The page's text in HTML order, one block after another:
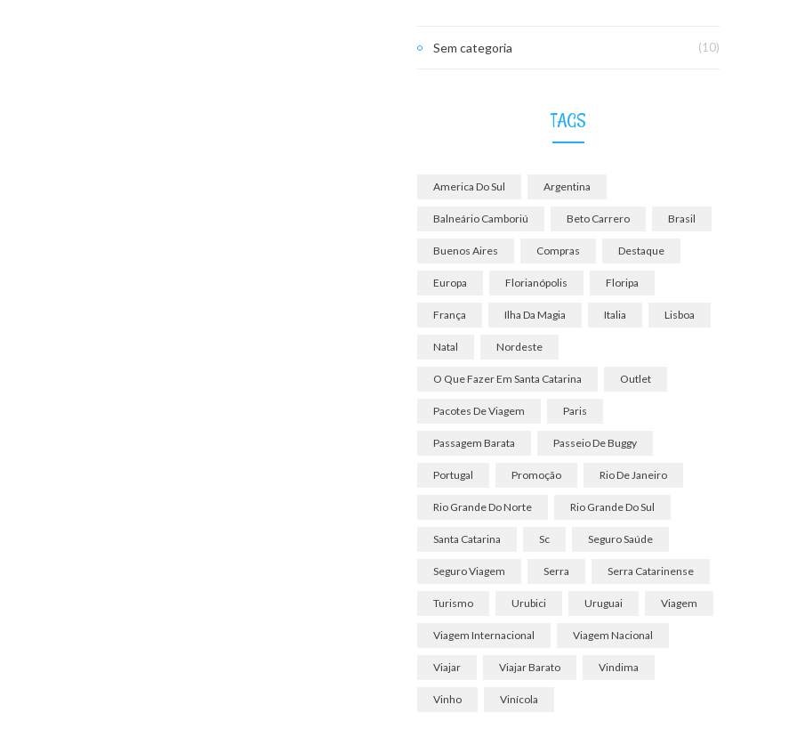
Sem categoria (10)
TAGS
America Do Sul Argentina
Balneário Camboriú Beto Carrero Brasil
Buenos Aires Compras Destaque
Europa Florianópolis Floripa
França Ilha Da Magia Italia Lisboa
Natal Nordeste
O Que Fazer Em Santa Catarina Outlet
Pacotes De Viagem Paris
Passagem Barata Passeio De Buggy
Portugal Promoção Rio De Janeiro
Rio Grande Do Norte Rio Grande Do Sul
Santa Catarina Sc Seguro Saúde
Seguro Viagem Serra Serra Catarinense
Turismo Urubici Uruguai Viagem
Viagem Internacional Viagem Nacional
Viajar Viajar Barato Vindima
Vinho Vinícola